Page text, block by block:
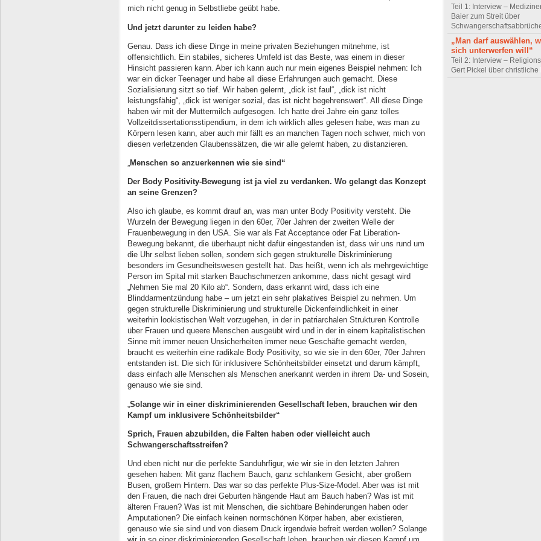
mich nicht genug in Selbstliebe geübt habe.
Und jetzt darunter zu leiden habe?
Genau. Dass ich diese Dinge in meine privaten Beziehungen mitnehme, ist
offensichtlich. Ein stabiles, sicheres Umfeld ist das Beste, was einem in dieser
Hinsicht passieren kann. Aber ich kann auch nur mein eigenes Beispiel nehmen: Ich
war ein dicker Teenager und habe all diese Erfahrungen auch gemacht. Diese
Sozialisierung sitzt so tief. Wir haben gelernt, „dick ist faul“, „dick ist nicht
leistungsfähig“, „dick ist weniger sozial, das ist nicht begehrenswert“. All diese Dinge
haben wir mit der Muttermilch aufgesogen. Ich hatte drei Jahre ein ganz tolles
Vollzeitdissertationsstipendium, in dem ich wirklich alles gelesen habe, was man zu
Körpern lesen kann, aber auch mir fällt es an manchen Tagen noch schwer, mich von
diesen verletzenden Glaubenssätzen, die wir alle gelernt haben, zu distanzieren.
„Menschen so anzuerkennen wie sie sind“
Der Body Positivity-Bewegung ist ja viel zu verdanken. Wo gelangt das Konzept
an seine Grenzen?
Also ich glaube, es kommt drauf an, was man unter Body Positivity versteht. Die
Wurzeln der Bewegung liegen in den 60er, 70er Jahren der zweiten Welle der
Frauenbewegung in den USA. Sie war als Fat Acceptance oder Fat Liberation-
Bewegung bekannt, die überhaupt nicht dafür eingestanden ist, dass wir uns rund um
die Uhr selbst lieben sollen, sondern sich gegen strukturelle Diskriminierung
besonders im Gesundheitswesen gestellt hat. Das heißt, wenn ich als mehrgewichtige
Person im Spital mit starken Bauchschmerzen ankomme, dass nicht gesagt wird
„Nehmen Sie mal 20 Kilo ab“. Sondern, dass erkannt wird, dass ich eine
Blinddarmentzündung habe – um jetzt ein sehr plakatives Beispiel zu nehmen. Um
gegen strukturelle Diskriminierung und strukturelle Dickenfeindlichkeit in einer
weiterhin lookistischen Welt vorzugehen, in der in patriarchalen Strukturen Kontrolle
über Frauen und queere Menschen ausgeübt wird und in der in einem kapitalistischen
Sinne mit immer neuen Unsicherheiten immer neue Geschäfte gemacht werden,
braucht es weiterhin eine radikale Body Positivity, so wie sie in den 60er, 70er Jahren
entstanden ist. Die sich für inklusivere Schönheitsbilder einsetzt und darum kämpft,
dass einfach alle Menschen als Menschen anerkannt werden in ihrem Da- und Sosein,
genauso wie sie sind.
Solange wir in einer diskriminierenden Gesellschaft leben, brauchen wir den
Kampf um inklusivere Schönheitsbilder“
Sprich, Frauen abzubilden, die Falten haben oder vielleicht auch
Schwangerschaftsstreifen?
Und eben nicht nur die perfekte Sanduhrfigur, wie wir sie in den letzten Jahren
gesehen haben: Mit ganz flachem Bauch, ganz schlankem Gesicht, aber großem
Busen, großem Hintern. Das war so das perfekte Plus-Size-Model. Aber was ist mit
den Frauen, die nach drei Geburten hängende Haut am Bauch haben? Was ist mit
älteren Frauen? Was ist mit Menschen, die sichtbare Behinderungen haben oder
Amputationen? Die einfach keinen normschönen Körper haben, aber existieren,
genauso wie sie sind und von diesem Druck irgendwie befreit werden wollen? Solange
Teil 1: Interview –
Baier zum Streit über
„Man darf auswählen,
sich unterwerfen will“
Teil 2: Interview –
Gert Pickel über christliche